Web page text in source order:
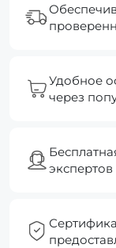
Удобное
через